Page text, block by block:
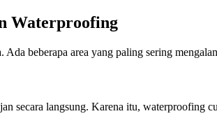
Waterproofing
beberapa area yang paling sering
secara langsung. Karena itu, waterproofing